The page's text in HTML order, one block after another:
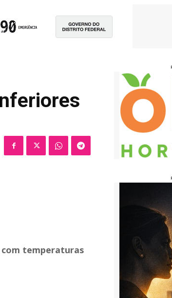
com temperaturas